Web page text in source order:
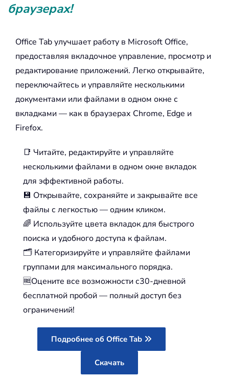
браузерах!
Office Tab улучшает работу в Microsoft Office,
предоставляя вкладочное управление, просмотр и
редактирование приложений. Легко открывайте,
переключайтесь и управляйте несколькими
документами или файлами в одном окне с
вкладками — как в браузерах Chrome, Edge и
Firefox.
📑 Читайте, редактируйте и управляйте
несколькими файлами в одном окне вкладок
для эффективной работы.
💾 Открывайте, сохраняйте и закрывайте все
файлы с легкостью — одним кликом.
🌈 Используйте цвета вкладок для быстрого
поиска и удобного доступа к файлам.
🗂️ Категоризируйте и управляйте файлами
группами для максимального порядка.
🆓Оцените все возможности с30-дневной
бесплатной пробой — полный доступ без
ограничений!
Подробнее об Office Tab
Скачать